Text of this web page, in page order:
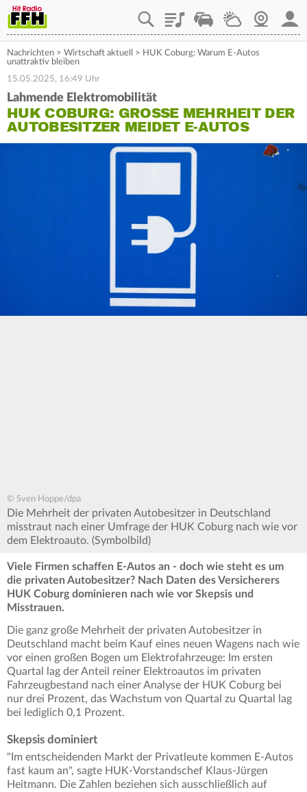
PlaylistStaupilotWetterWebcam
Nachrichten > Wirtschaft aktuell > HUK Coburg: Warum E-Autos
unattraktiv bleiben
15.05.2025, 16:49 Uhr
Lahmende Elektromobilität
HUK COBURG: GROSSE MEHRHEIT DER A
UTOBESITZER MEIDET E-AUTOS
© Sven Hoppe/dpa
Die Mehrheit der privaten Autobesitzer in Deutschland
misstraut nach einer Umfrage der HUK Coburg nach wie vor
dem Elektroauto. (Symbolbild)
Viele Firmen schaffen E-Autos an - doch wie steht es um
die privaten Autobesitzer? Nach Daten des Versicherers
HUK Coburg dominieren nach wie vor Skepsis und
Misstrauen.
Die ganz große Mehrheit der privaten Autobesitzer in
Deutschland macht beim Kauf eines neuen Wagens nach wie
vor einen großen Bogen um Elektrofahrzeuge: Im ersten
Quartal lag der Anteil reiner Elektroautos im privaten
Fahrzeugbestand nach einer Analyse der HUK Coburg bei
nur drei Prozent, das Wachstum von Quartal zu Quartal lag
bei lediglich 0,1 Prozent.
Skepsis dominiert
"Im entscheidenden Markt der Privatleute kommen E-Autos
fast kaum an", sagte HUK-Vorstandschef Klaus-Jürgen
Heitmann. Die Zahlen beziehen sich ausschließlich auf